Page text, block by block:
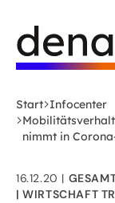
Hauptinhalt
springen
Deutsche
Energie-
Agentur
-
zur
Start Infocenter
nimmt in
16.12.20
WIRTSCHAFT